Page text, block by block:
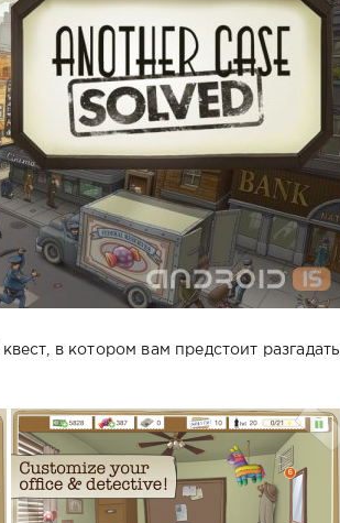
в котором вам предстоит разгадать